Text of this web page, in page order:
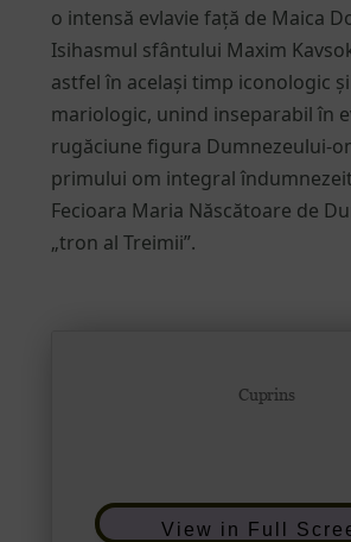
o intensă evlavie față de Maica
Isihasmul sfântului Maxim
astfel în același timp iconologic
mariologic, unind inseparabil în
rugăciune figura Dumnezeului-
primului om integral
Fecioara Maria Născătoare de
„tron al Treimii”.
View in Full